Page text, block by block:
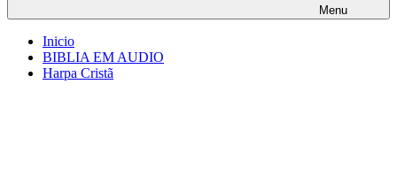
Menu
Inicio
BIBLIA EM AUDIO
Harpa Cristã